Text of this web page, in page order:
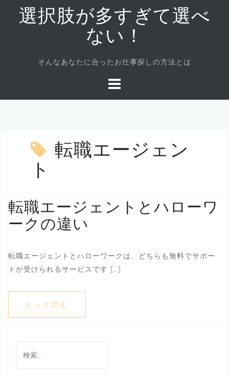
キ
選択肢が多すぎて選べ
ない！
そんなあなたに合ったお仕事探しの方法とは
転職エージェン
ト
転職エージェントとハローワ
ークの違い
転職エージェントとハローワークは、どちらも無料でサポー
トが受けられるサービスです […]
もっと読む
索: